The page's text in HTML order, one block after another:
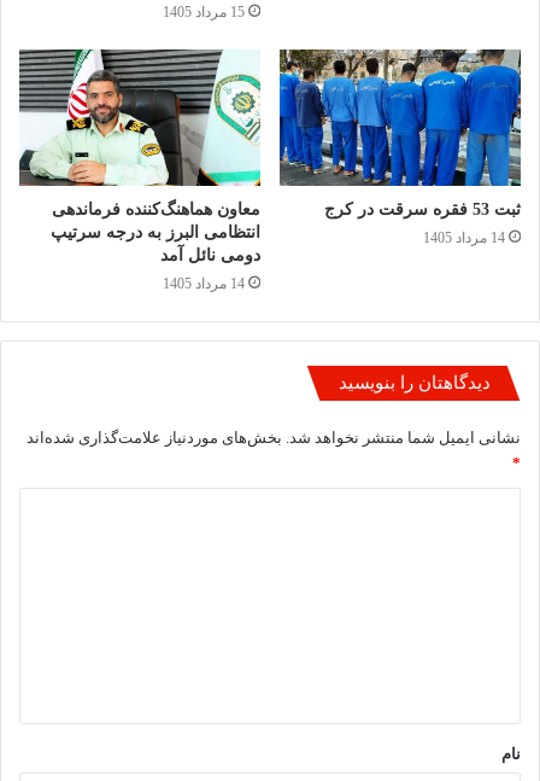
15 مرداد 1405
ثبت 53 فقره سرقت در کرج
14 مرداد 1405
معاون هماهنگ‌کننده فرماندهی
انتظامی البرز به درجه سرتیپ
دومی نائل آمد
14 مرداد 1405
دیدگاهتان را بنویسید
نشانی ایمیل شما منتشر نخواهد شد. بخش‌های موردنیاز علامت‌گذاری شده‌اند
*
*
نام